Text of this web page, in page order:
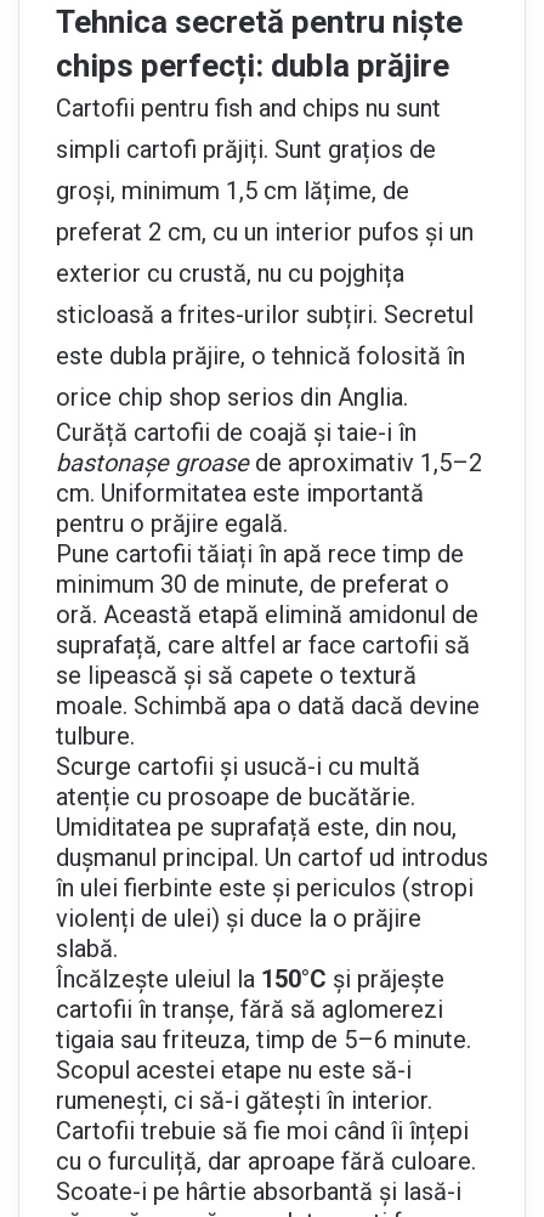
Tehnica secretă pentru niște
chips perfecți: dubla prăjire
Cartofii pentru fish and chips nu sunt
simpli cartofi prăjiți. Sunt grațios de
groși, minimum 1,5 cm lățime, de
preferat 2 cm, cu un interior pufos și un
exterior cu crustă, nu cu pojghița
sticloasă a frites-urilor subțiri. Secretul
este dubla prăjire, o tehnică folosită în
orice chip shop serios din Anglia.
Curăță cartofii de coajă și taie-i în
bastonașe groasede aproximativ 1,5–2
cm. Uniformitatea este importantă
pentru o prăjire egală.
Pune cartofii tăiați în apă rece timp de
minimum 30 de minute, de preferat o
oră. Această etapă elimină amidonul de
suprafață, care altfel ar face cartofii să
se lipească și să capete o textură
moale. Schimbă apa o dată dacă devine
tulbure.
Scurge cartofii și usucă-i cu multă
atenție cu prosoape de bucătărie.
Umiditatea pe suprafață este, din nou,
dușmanul principal. Un cartof ud introdus
în ulei fierbinte este și periculos (stropi
violenți de ulei) și duce la o prăjire
slabă.
Încălzește uleiul la 150°C și prăjește
cartofii în tranșe, fără să aglomerezi
tigaia sau friteuza, timp de 5–6 minute.
Scopul acestei etape nu este să-i
rumenești, ci să-i gătești în interior.
Cartofii trebuie să fie moi când îi înțepi
cu o furculiță, dar aproape fără culoare.
Scoate-i pe hârtie absorbantă și lasă-i